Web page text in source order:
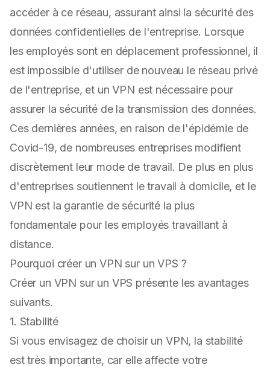
accéder à ce réseau, assurant ainsi la sécurité des
données confidentielles de l'entreprise. Lorsque
les employés sont en déplacement professionnel, il
est impossible d'utiliser de nouveau le réseau privé
de l'entreprise, et un VPN est nécessaire pour
assurer la sécurité de la transmission des données.
Ces dernières années, en raison de l'épidémie de
Covid-19, de nombreuses entreprises modifient
discrètement leur mode de travail. De plus en plus
d'entreprises soutiennent le travail à domicile, et le
VPN est la garantie de sécurité la plus
fondamentale pour les employés travaillant à
distance.
Pourquoi créer un VPN sur un VPS ?
Créer un VPN sur un VPS présente les avantages
suivants.
1. Stabilité
Si vous envisagez de choisir un VPN, la stabilité
est très importante, car elle affecte votre